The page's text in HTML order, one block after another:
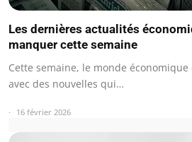
Les dernières actualités
manquer cette semaine
Cette semaine, le monde économique
avec des nouvelles qui…
16 février 2026